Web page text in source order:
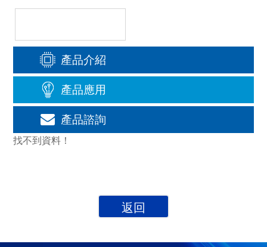
產品介紹
產品應用
產品諮詢
找不到資料！
返回